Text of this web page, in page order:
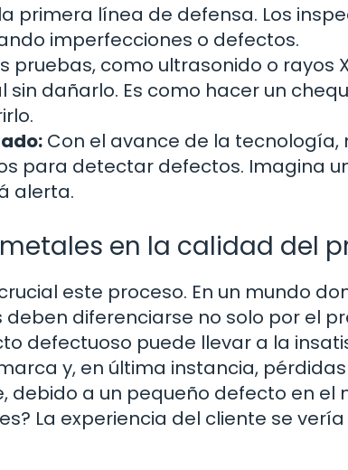
primera línea de defensa. Los
imperfecciones o defectos.
pruebas, como ultrasonido o rayos
dañarlo. Es como hacer un
Con el avance de la tecnología,
para detectar defectos. Imagina
alerta.
en la calidad del
este proceso. En un mundo
diferenciarse no solo por el
defectuoso puede llevar a la
y, en última instancia,
debido a un pequeño defecto en el
La experiencia del cliente se